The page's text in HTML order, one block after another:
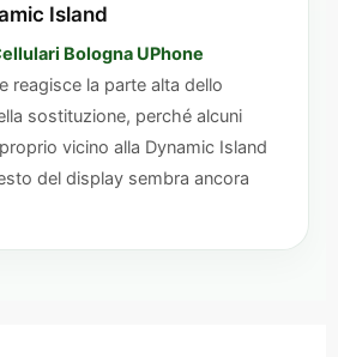
Island
Bologna UPhone
reagisce la parte alta dello
sostituzione, perché alcuni
vicino alla Dynamic Island
del display sembra ancora